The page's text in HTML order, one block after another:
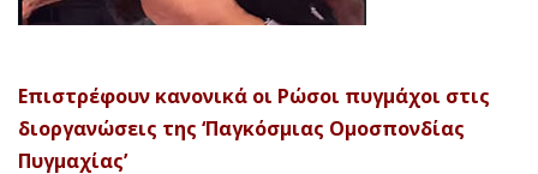
Επιστρέφουν κανονικά οι Ρώσοι πυγμάχοι στις
διοργανώσεις της ‘Παγκόσμιας Ομοσπονδίας
Πυγμαχίας’